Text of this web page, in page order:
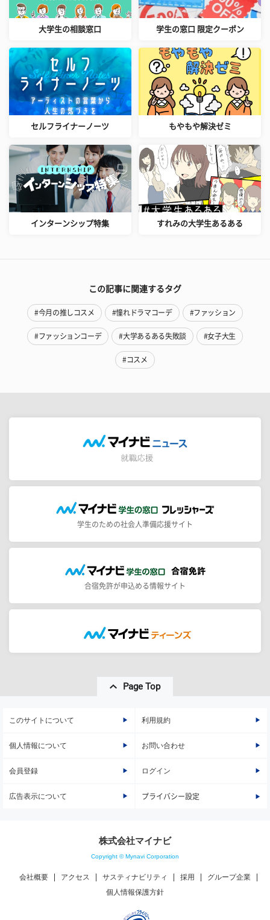
大学生の相談窓口 学生の窓口 限定クーポン
セルフライナーノーツ もやもや解決ゼミ
インターンシップ特集 すれみの大学生あるある
この記事に関連するタグ
#今月の推しコスメ #憧れドラマコーデ #ファッション
#ファッションコーデ #大学あるある失敗談 #女子大生
#コスメ
学生のための社会人準備応援サイト
合宿免許が申込める情報サイト
Page Top
このサイトについて 利用規約
個人情報について お問い合わせ
会員登録 ログイン
広告表示について プライバシー設定
株式会社マイナビ
Copyright © Mynavi Corporation
会社概要 アクセス サスティナビリティ 採用
グループ企業
個人情報保護方針